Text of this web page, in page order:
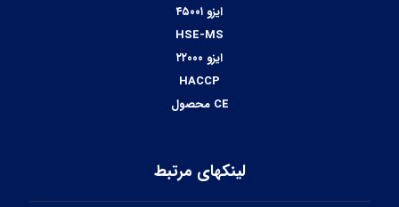
ایزو ۴۵۰۰۱
HSE-MS
ایزو ۲۲۰۰۰
HACCP
CE محصول
لینکهای مرتبط